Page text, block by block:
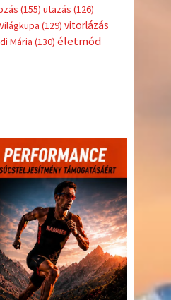
futás(305)Hosszú
(148)kajakkenu
(166) kézilabda
labdarúgóválogatott(148)
Opel Dakar Team(132)Rali
rio 2016(373)sport
(316)Szalay
(155)utazás(126)
(129)vitorlázás
Mária(130)életmód